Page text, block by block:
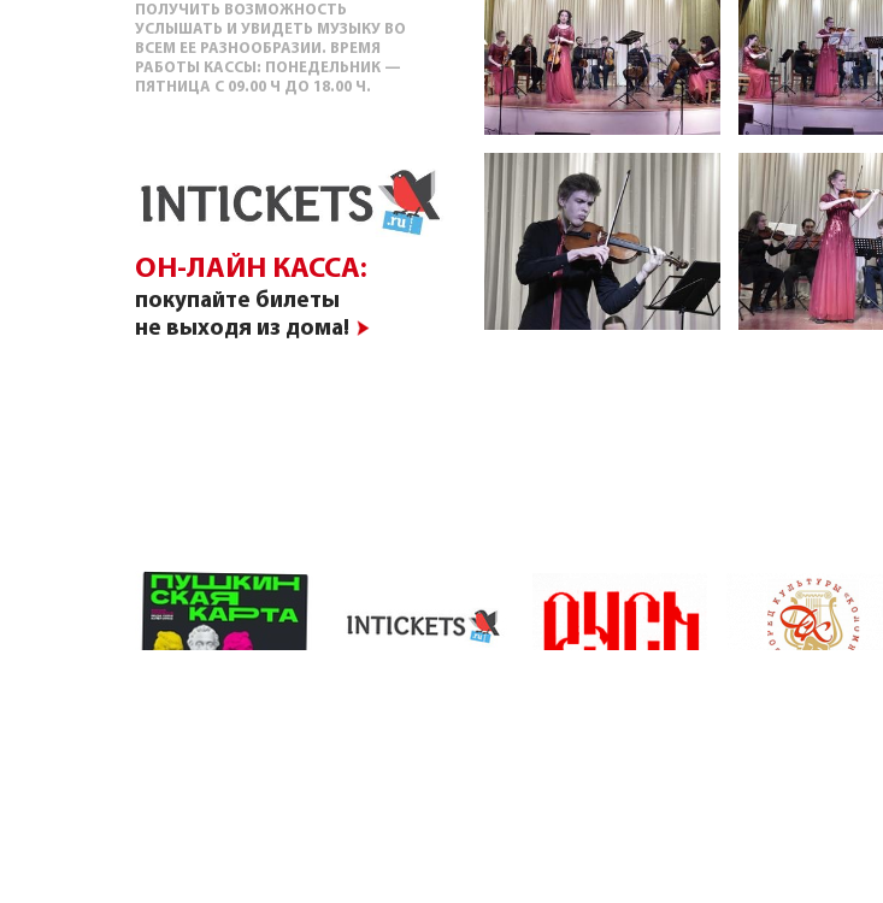
ПОЛУЧИТЬ ВОЗМОЖНОСТЬ
УСЛЫШАТЬ И УВИДЕТЬ МУЗЫКУ ВО
ВСЕМ ЕЕ РАЗНООБРАЗИИ. ВРЕМЯ
РАБОТЫ КАССЫ: ПОНЕДЕЛЬНИК —
ПЯТНИЦА С 09.00 Ч ДО 18.00 Ч.
ОН-ЛАЙН КАССА:
покупайте билеты
не выходя из дома!